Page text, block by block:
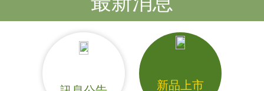
新品上市